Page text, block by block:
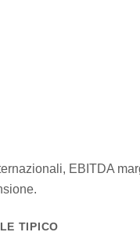
EBITDA
TIPICO